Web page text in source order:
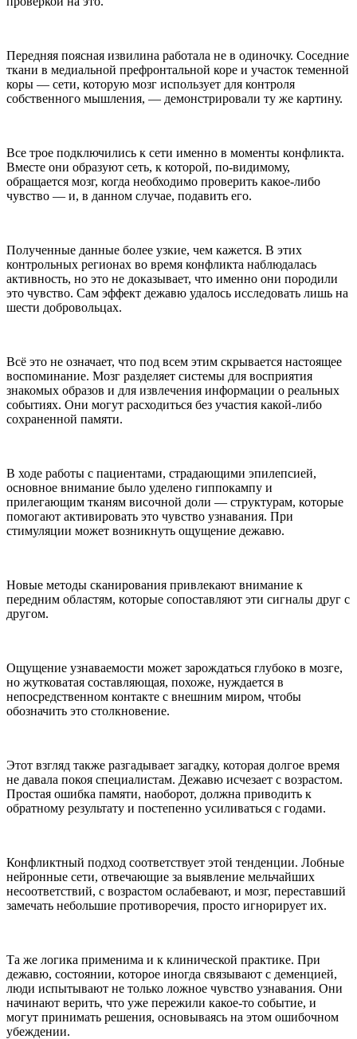
Передняя поясная извилина работала не в одиночку. Соседние
ткани в медиальной префронтальной коре и участок теменной
коры — сети, которую мозг использует для контроля
собственного мышления, — демонстрировали ту же картину.
Все трое подключились к сети именно в моменты конфликта.
Вместе они образуют сеть, к которой, по-видимому,
обращается мозг, когда необходимо проверить какое-либо
чувство — и, в данном случае, подавить его.
Полученные данные более узкие, чем кажется. В этих
контрольных регионах во время конфликта наблюдалась
активность, но это не доказывает, что именно они породили
это чувство. Сам эффект дежавю удалось исследовать лишь на
шести добровольцах.
Всё это не означает, что под всем этим скрывается настоящее
воспоминание. Мозг разделяет системы для восприятия
знакомых образов и для извлечения информации о реальных
событиях. Они могут расходиться без участия какой-либо
сохраненной памяти.
В ходе работы с пациентами, страдающими эпилепсией,
основное внимание было уделено гиппокампу и
прилегающим тканям височной доли — структурам, которые
помогают активировать это чувство узнавания. При
стимуляции может возникнуть ощущение дежавю.
Новые методы сканирования привлекают внимание к
передним областям, которые сопоставляют эти сигналы друг с
другом.
Ощущение узнаваемости может зарождаться глубоко в мозге,
но жутковатая составляющая, похоже, нуждается в
непосредственном контакте с внешним миром, чтобы
обозначить это столкновение.
Этот взгляд также разгадывает загадку, которая долгое время
не давала покоя специалистам. Дежавю исчезает с возрастом.
Простая ошибка памяти, наоборот, должна приводить к
обратному результату и постепенно усиливаться с годами.
Конфликтный подход соответствует этой тенденции. Лобные
нейронные сети, отвечающие за выявление мельчайших
несоответствий, с возрастом ослабевают, и мозг, переставший
замечать небольшие противоречия, просто игнорирует их.
Та же логика применима и к клинической практике. При
дежавю, состоянии, которое иногда связывают с деменцией,
люди испытывают не только ложное чувство узнавания. Они
начинают верить, что уже пережили какое-то событие, и
могут принимать решения, основываясь на этом ошибочном
убеждении.